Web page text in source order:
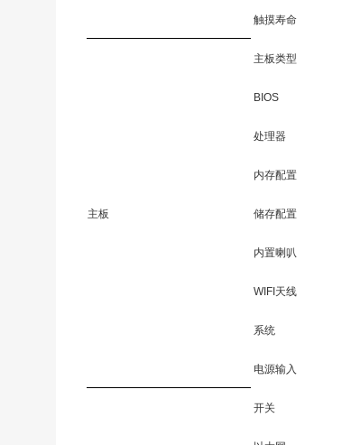
触摸寿命
主板
主板类型
BIOS
处理器
内存配置
储存配置
内置喇叭
WIFI天线
系统
电源输入
开关